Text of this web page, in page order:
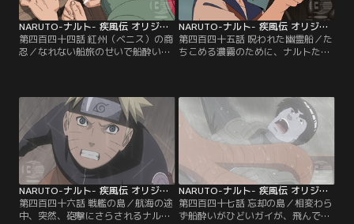
NARUTO-ナルト- 疾風伝 オリジナル（2）航海編 第444話
第四百四十四話 紅州（ベニス）の商
忍／なれない船旅のせいで船酔いに
島に立ち寄ることにする。ナルトた
ちはその島で、サクラ、いの、チョ
ウジと出会う。この島は薬草の宝庫
といわれる島で、サクラたちは綱手
の指示で薬草を集めに来たのだ。ナ
ルトはガイが回復するまで…。【提
供：バンダイチャンネル】
NARUTO-ナルト- 疾風伝 オリジナル（2）航海編 第445話
第四百四十五話 呪われた幽霊船／た
ちこめる濃霧のために、ナルトたち
が、お化けや幽霊の話が大嫌いなナ
ルトは、強がってはみるものの怖く
てたまらない。そんな中、霧の中か
ら一隻の船が現れる。ナルトはそれ
が、先ほどの怪談話で聞いた幽霊船
ではないかと思い…。【提供：バン
ダイチャンネル】
NARUTO-ナルト- 疾風伝 オリジナル（2）航海編 第446話
第四百四十六話 戦艦の島／航海の途
中、突然、砲撃にさらされるナルト
NARUTO-ナルト- 疾風伝 オリジナル（2）航海編 第447話
第四百四十七話 忘却の島／相変わら
ず船酔いがひどいガイが、飛んでき